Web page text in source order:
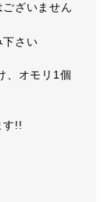
ざいません
下さい
、オモリ1個
す!!